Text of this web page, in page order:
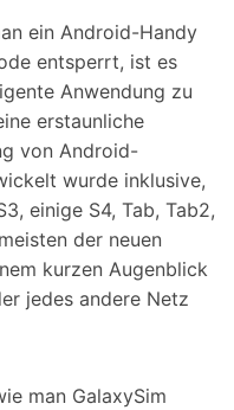
ein Android-Handy
entsperrt, ist es
Anwendung zu
erstaunliche
von Android-
wurde inklusive,
einige S4, Tab, Tab2,
der neuen
kurzen Augenblick
jedes andere Netz
man GalaxySim